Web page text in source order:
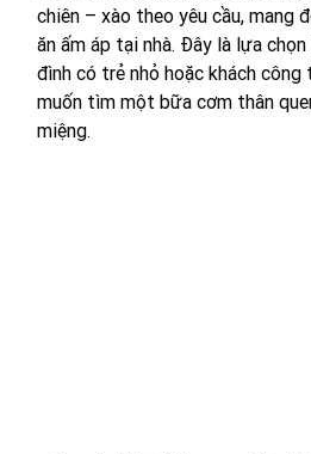
chiên – xào theo yêu cầu, mang
ăn ấm áp tại nhà. Đây là lựa
đình có trẻ nhỏ hoặc khách
muốn tìm một bữa cơm thân
miệng.